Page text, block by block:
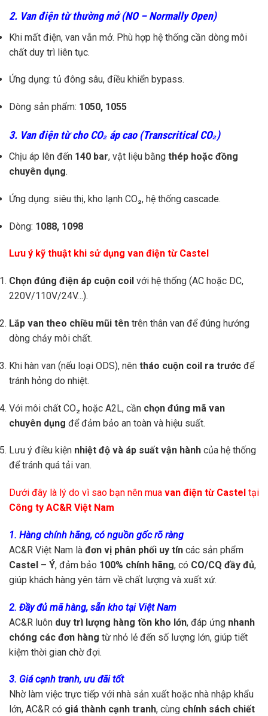
2. Van điện từ thường mở (NO – Normally Open)
Khi mất điện, van vẫn mở. Phù hợp hệ thống cần dòng môi
chất duy trì liên tục.
Ứng dụng: tủ đông sâu, điều khiển bypass.
Dòng sản phẩm: 1050, 1055
3. Van điện từ cho CO₂ áp cao (Transcritical CO₂)
Chịu áp lên đến 140 bar, vật liệu bằng thép hoặc đồng
chuyên dụng.
Ứng dụng: siêu thị, kho lạnh CO₂, hệ thống cascade.
Dòng: 1088, 1098
Lưu ý kỹ thuật khi sử dụng van điện từ Castel
Chọn đúng điện áp cuộn coil với hệ thống (AC hoặc DC,
220V/110V/24V…).
Lắp van theo chiều mũi tên trên thân van để đúng hướng
dòng chảy môi chất.
Khi hàn van (nếu loại ODS), nên tháo cuộn coil ra trước để
tránh hỏng do nhiệt.
Với môi chất CO₂ hoặc A2L, cần chọn đúng mã van
chuyên dụng để đảm bảo an toàn và hiệu suất.
Lưu ý điều kiện nhiệt độ và áp suất vận hành của hệ thống
để tránh quá tải van.
Dưới đây là lý do vì sao bạn nên mua van điện từ Castel tại
Công ty AC&R Việt Nam
1. Hàng chính hãng, có nguồn gốc rõ ràng
AC&R Việt Nam là đơn vị phân phối uy tín các sản phẩm
Castel – Ý, đảm bảo 100% chính hãng, có CO/CQ đầy đủ,
giúp khách hàng yên tâm về chất lượng và xuất xứ.
2. Đầy đủ mã hàng, sẵn kho tại Việt Nam
AC&R luôn duy trì lượng hàng tồn kho lớn, đáp ứng nhanh
chóng các đơn hàng từ nhỏ lẻ đến số lượng lớn, giúp tiết
kiệm thời gian chờ đợi.
3. Giá cạnh tranh, ưu đãi tốt
Nhờ làm việc trực tiếp với nhà sản xuất hoặc nhà nhập khẩu
lớn, AC&R có giá thành cạnh tranh, cùng chính sách chiết